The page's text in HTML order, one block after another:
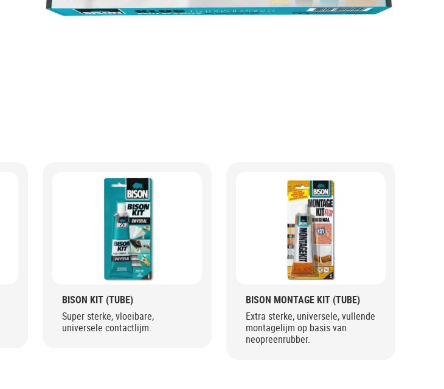
BISON KIT (TUBE)
Super sterke, vloeibare,
universele contactlijm.
BISON MONTAGE KIT (TUBE)
Extra sterke, universele, vullende
montagelijm op basis van
neopreenrubber.